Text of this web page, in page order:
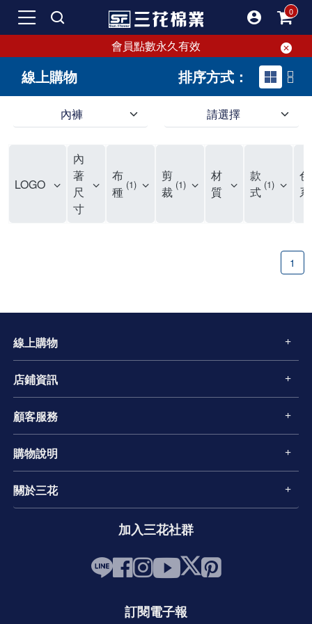
會員點數永久有效
線上購物 排序方式：
內褲 請選擇
LOGO
內
著
尺
寸
布
種 1
剪
裁 1
材
質
款
式 1
色
系
1
線上購物
店鋪資訊
顧客服務
購物說明
關於三花
加入三花社群
訂閱電子報